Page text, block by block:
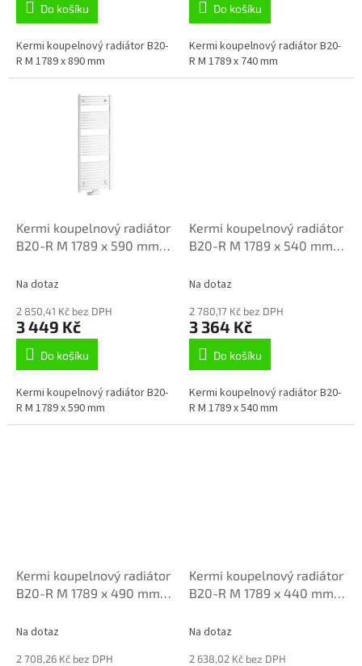
Do košíku
Kermi koupelnový radiátor B20-
R M 1789 x 890 mm
Do košíku
Kermi koupelnový radiátor B20-
R M 1789 x 740 mm
Kermi koupelnový radiátor
B20-R M 1789 x 590 mm
Na dotaz
2 850,41 Kč bez DPH
3 449 Kč
Do košíku
Kermi koupelnový radiátor B20-
R M 1789 x 590 mm
Kermi koupelnový radiátor
B20-R M 1789 x 540 mm
Na dotaz
2 780,17 Kč bez DPH
3 364 Kč
Do košíku
Kermi koupelnový radiátor B20-
R M 1789 x 540 mm
Kermi koupelnový radiátor
B20-R M 1789 x 490 mm
Na dotaz
2 708,26 Kč bez DPH
Kermi koupelnový radiátor
B20-R M 1789 x 440 mm
Na dotaz
2 638,02 Kč bez DPH